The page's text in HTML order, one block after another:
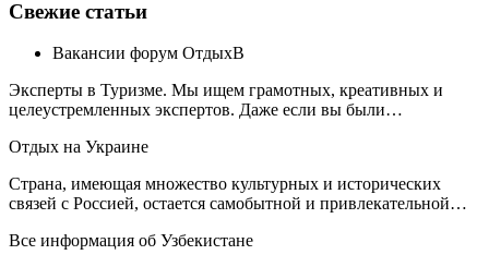
Свежие статьи
Вакансии форум ОтдыхВ
Эксперты в Туризме. Мы ищем грамотных, креативных и
целеустремленных экспертов. Даже если вы были…
Отдых на Украине
Страна, имеющая множество культурных и исторических
связей с Россией, остается самобытной и привлекательной…
Все информация об Узбекистане